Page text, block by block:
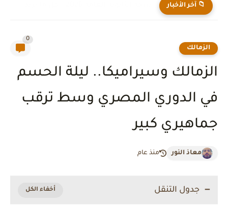
📁 آخر الأخبار
الزمالك
0
الزمالك وسيراميكا.. ليلة الحسم
في الدوري المصري وسط ترقب
جماهيري كبير
معاذ النور منذ عام
جدول التنقل